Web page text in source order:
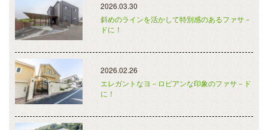
2026.03.30
斜めのラインを活かして特別感のあるファサ－
ドに！
2026.02.26
エレガントなヨ－ロピアンな印象のファサ－ド
に！